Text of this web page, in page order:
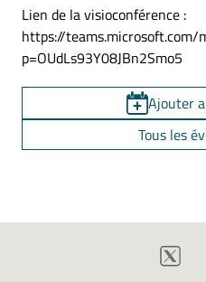
Lien de la visioconférence :
https://
p=OUdLs93Y08JBn2Smo5
Ajouter
Tous les